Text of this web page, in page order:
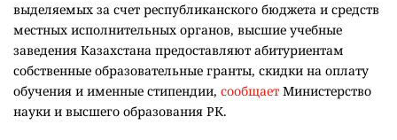
выделяемых за счет республиканского бюджета и средств
местных исполнительных органов, высшие учебные
заведения Казахстана предоставляют абитуриентам
собственные образовательные гранты, скидки на оплату
обучения и именные стипендии, сообщает Министерство
науки и высшего образования РК.